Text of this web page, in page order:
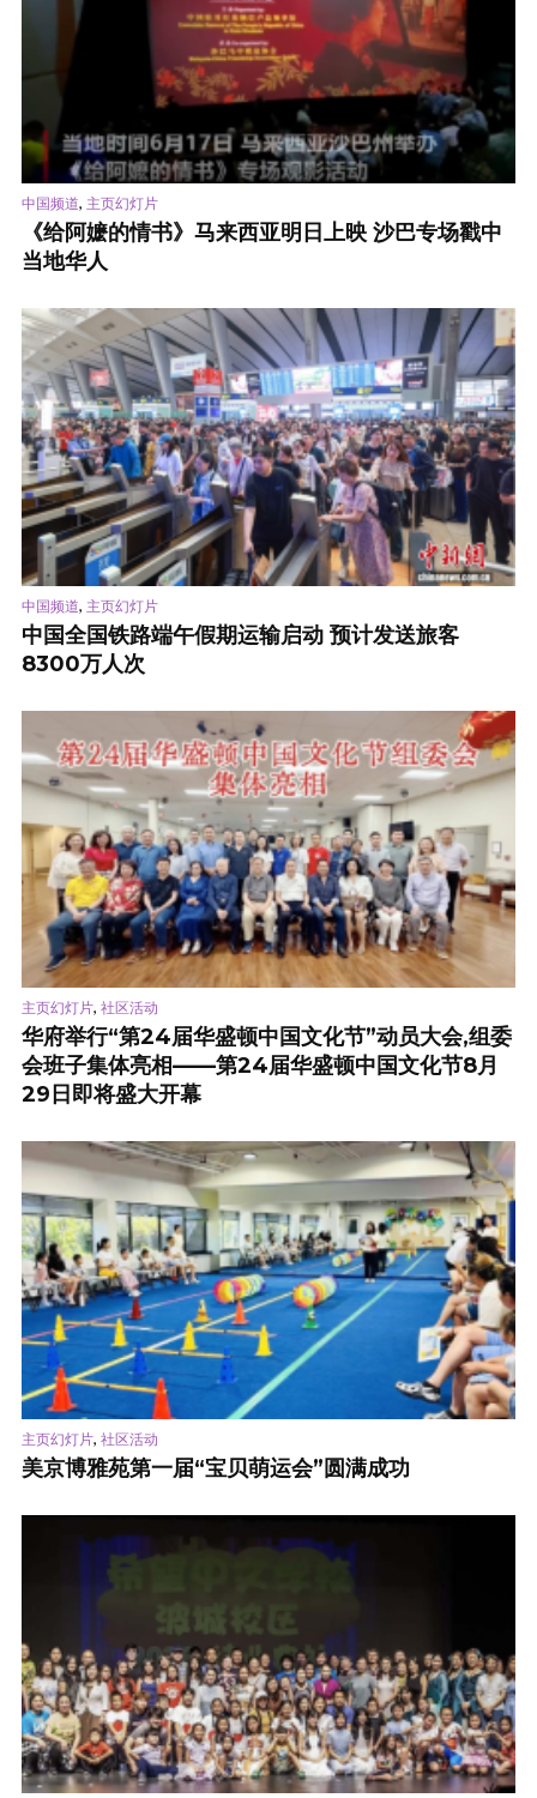
中国频道, 主页幻灯片
《给阿嬷的情书》马来西亚明日上映 沙巴专场戳中
当地华人
中国频道, 主页幻灯片
中国全国铁路端午假期运输启动 预计发送旅客
8300万人次
主页幻灯片, 社区活动
华府举行“第24届华盛顿中国文化节”动员大会,组委
会班子集体亮相——第24届华盛顿中国文化节8月
29日即将盛大开幕
主页幻灯片, 社区活动
美京博雅苑第一届“宝贝萌运会”圆满成功